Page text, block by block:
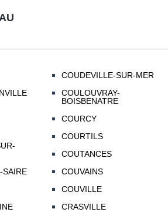
SAIRE
COUDEVILLE-SUR-MER
COULOUVRAY-
BOISBENATRE
COURCY
COURTILS
COUTANCES
COUVAINS
COUVILLE
CRASVILLE